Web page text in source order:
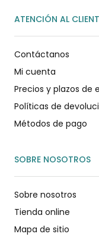
ATENCIÓN AL
Contáctanos
Mi cuenta
Precios y plazos de
Políticas de
Métodos de pago
SOBRE NOSOTROS
Sobre nosotros
Tienda online
Mapa de sitio